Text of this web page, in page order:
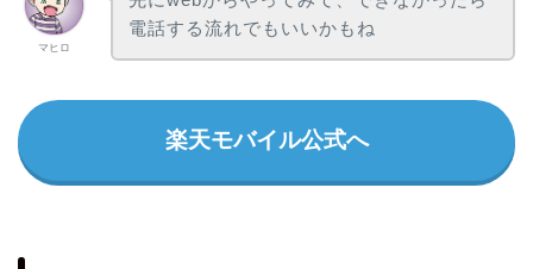
マヒロ
電話する流れでもいいかもね
楽天モバイル公式へ